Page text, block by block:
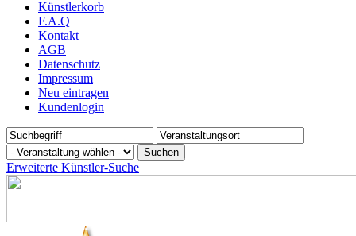
Künstlerkorb
F.A.Q
Kontakt
AGB
Datenschutz
Impressum
Neu eintragen
Kundenlogin
Erweiterte Künstler-Suche